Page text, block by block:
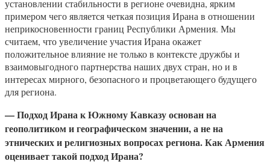
установлении стабильности в регионе очевидна, ярким
примером чего является четкая позиция Ирана в отношении
неприкосновенности границ Республики Армения. Мы
считаем, что увеличение участия Ирана окажет
положительное влияние не только в контексте дружбы и
взаимовыгодного партнерства наших двух стран, но и в
интересах мирного, безопасного и процветающего будущего
для региона.
— Подход Ирана к Южному Кавказу основан на
геополитиком и географическом значении, а не на
этнических и религиозных вопросах региона. Как Армения
оценивает такой подход Ирана?